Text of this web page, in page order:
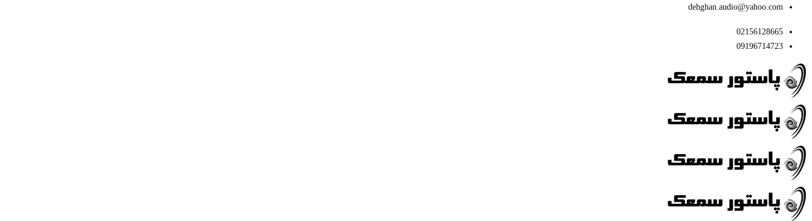
dehghan.audio@yahoo.com
02156128665
09196714723